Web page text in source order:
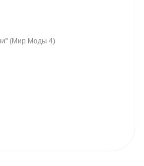
(Мир Моды 4)